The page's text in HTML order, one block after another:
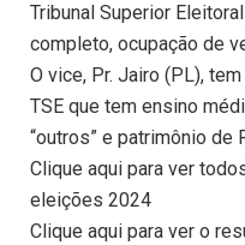
Tribunal Superior
completo, ocupação de
O vice, Pr. Jairo (PL),
TSE que tem ensino
“outros” e patrimônio de
Clique aqui para ver
eleições 2024
Clique aqui para ver o